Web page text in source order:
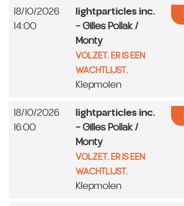
18/10/2026
14:00
lightparticles inc.
- Gilles Pollak /
Monty
VOLZET. ER IS EEN
WACHTLIJST.
Klepmolen
18/10/2026
16:00
lightparticles inc.
- Gilles Pollak /
Monty
VOLZET. ER IS EEN
WACHTLIJST.
Klepmolen